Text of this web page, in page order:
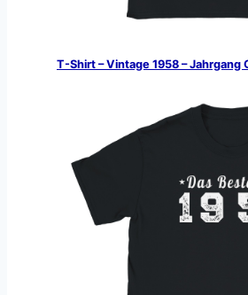
T-Shirt – Vintage 1958 – Jahrgang